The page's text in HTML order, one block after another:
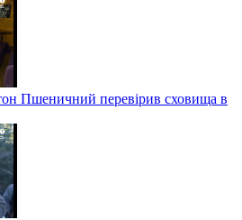
Пшеничний перевірив сховища в